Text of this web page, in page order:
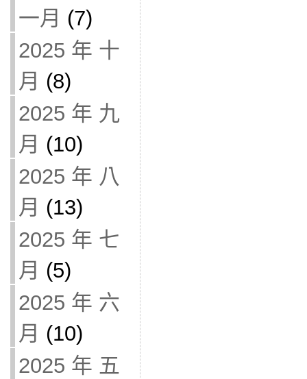
一月 (7)
2025 年 十
月 (8)
2025 年 九
月 (10)
2025 年 八
月 (13)
2025 年 七
月 (5)
2025 年 六
月 (10)
2025 年 五